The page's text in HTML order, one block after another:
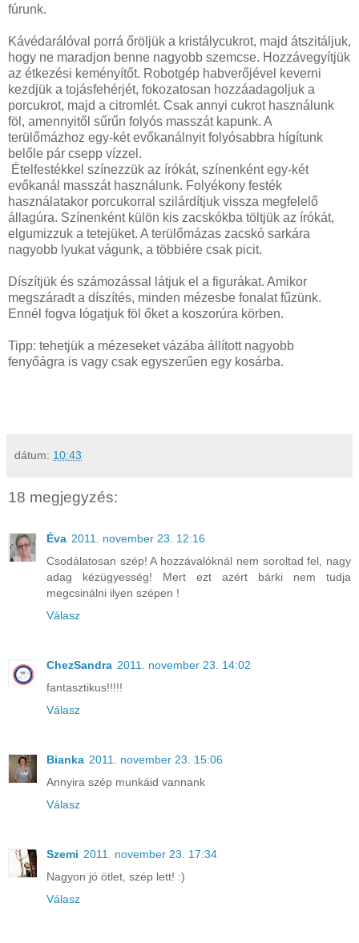
fúrunk.
Kávédarálóval porrá őröljük a kristálycukrot, majd átszitáljuk,
hogy ne maradjon benne nagyobb szemcse. Hozzávegyítjük
az étkezési keményítőt. Robotgép habverőjével keverni
kezdjük a tojásfehérjét, fokozatosan hozzáadagoljuk a
porcukrot, majd a citromlét. Csak annyi cukrot használunk
föl, amennyitől sűrűn folyós masszát kapunk. A
terülőmázhoz egy-két evőkanálnyit folyósabbra hígítunk
belőle pár csepp vízzel.
Ételfestékkel színezzük az írókát, színenként egy-két
evőkanál masszát használunk. Folyékony festék
használatakor porcukorral szilárdítjuk vissza megfelelő
állagúra. Színenként külön kis zacskókba töltjük az írókát,
elgumizzuk a tetejüket. A terülőmázas zacskó sarkára
nagyobb lyukat vágunk, a többiére csak picit.
Díszítjük és számozással látjuk el a figurákat. Amikor
megszáradt a díszítés, minden mézesbe fonalat fűzünk.
Ennél fogva lógatjuk föl őket a koszorúra körben.
Tipp: tehetjük a mézeseket vázába állított nagyobb
fenyőágra is vagy csak egyszerűen egy kosárba.
dátum: 10:43
18 megjegyzés:
Éva 2011. november 23. 12:16
Csodálatosan szép! A hozzávalóknál nem soroltad fel, nagy
adag kézügyesség! Mert ezt azért bárki nem tudja
megcsinálni ilyen szépen !
Válasz
ChezSandra 2011. november 23. 14:02
fantasztikus!!!!!
Válasz
Bianka 2011. november 23. 15:06
Annyira szép munkáid vannank
Válasz
Szemi 2011. november 23. 17:34
Nagyon jó ötlet, szép lett! :)
Válasz